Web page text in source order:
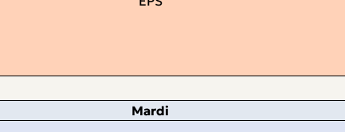
Mardi